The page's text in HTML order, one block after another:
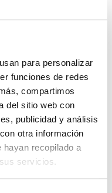
para personalizar
funciones de redes
compartimos
del sitio web con
publicidad y análisis
otra información
hayan recopilado a
servicios.
Comprar